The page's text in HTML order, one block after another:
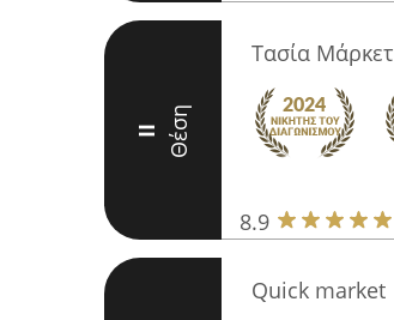
II Θέση
Τασία Μάρκετ
8.9
Quick market